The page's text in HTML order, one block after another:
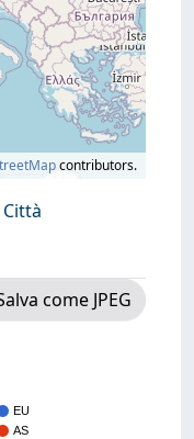
contributors.
Città
come JPEG
EU
AS